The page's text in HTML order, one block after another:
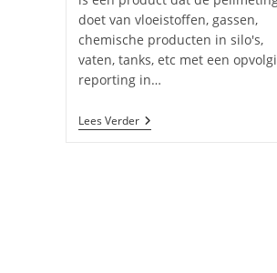
doet van vloeistoffen, gassen,
chemische producten in silo's,
vaten, tanks, etc met een
reporting in…
Lees VerderSpoTTbox
Voor